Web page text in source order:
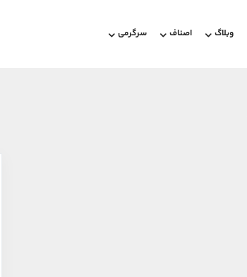
وبلاگ اصناف سرگرمی